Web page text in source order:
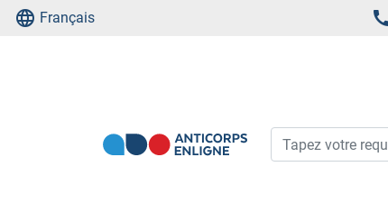
Français